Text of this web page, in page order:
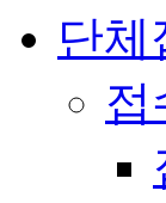
단체
접